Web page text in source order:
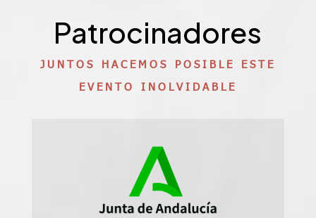
Patrocinadores
JUNTOS HACEMOS POSIBLE ESTE
EVENTO INOLVIDABLE